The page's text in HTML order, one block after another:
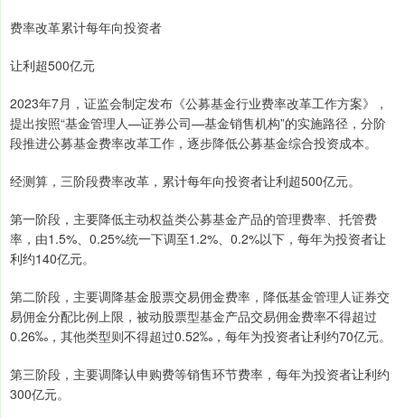
费率改革累计每年向投资者
让利超500亿元
2023年7月，证监会制定发布《公募基金行业费率改革工作方案》，
提出按照“基金管理人—证券公司—基金销售机构”的实施路径，分阶
段推进公募基金费率改革工作，逐步降低公募基金综合投资成本。
经测算，三阶段费率改革，累计每年向投资者让利超500亿元。
第一阶段，主要降低主动权益类公募基金产品的管理费率、托管费
率，由1.5%、0.25%统一下调至1.2%、0.2%以下，每年为投资者让
利约140亿元。
第二阶段，主要调降基金股票交易佣金费率，降低基金管理人证券交
易佣金分配比例上限，被动股票型基金产品交易佣金费率不得超过
0.26‰，其他类型则不得超过0.52‰，每年为投资者让利约70亿元。
第三阶段，主要调降认申购费等销售环节费率，每年为投资者让利约
300亿元。